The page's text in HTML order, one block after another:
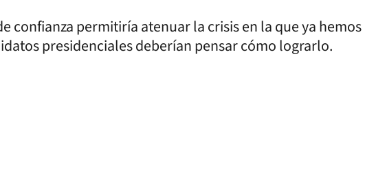
confianza permitiría atenuar la crisis en la que ya hemos
presidenciales deberían pensar cómo lograrlo.